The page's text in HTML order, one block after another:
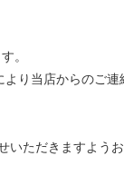
。
り当店からのご
ただきますようお